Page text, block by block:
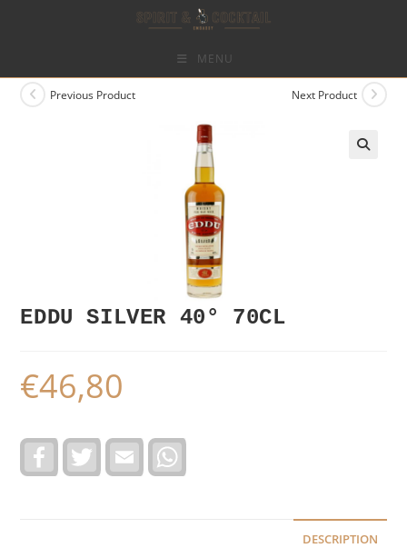
MENU
Previous Product Next Product
EDDU SILVER 40° 70CL
€46,80
c
T
i
E
a
a
DESCRIPTION